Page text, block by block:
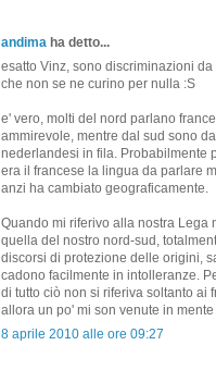
andima ha detto...
esatto Vinz, sono discriminazioni
che non se ne curino per nulla :S
e' vero, molti del nord parlano
ammirevole, mentre dal sud sono
nederlandesi in fila. Probabilmente
era il francese la lingua da parlare
anzi ha cambiato geograficamente.
Quando mi riferivo alla nostra
quella del nostro nord-sud,
discorsi di protezione delle origini,
cadono facilmente in intolleranze.
di tutto ciò non si riferiva soltanto ai
allora un po' mi son venute in
8 aprile 2010 alle ore 09:27